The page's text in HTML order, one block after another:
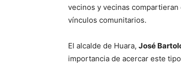
vecinos y vecinas
vínculos comunitarios.
El alcalde de Huara, José
importancia de acercar este